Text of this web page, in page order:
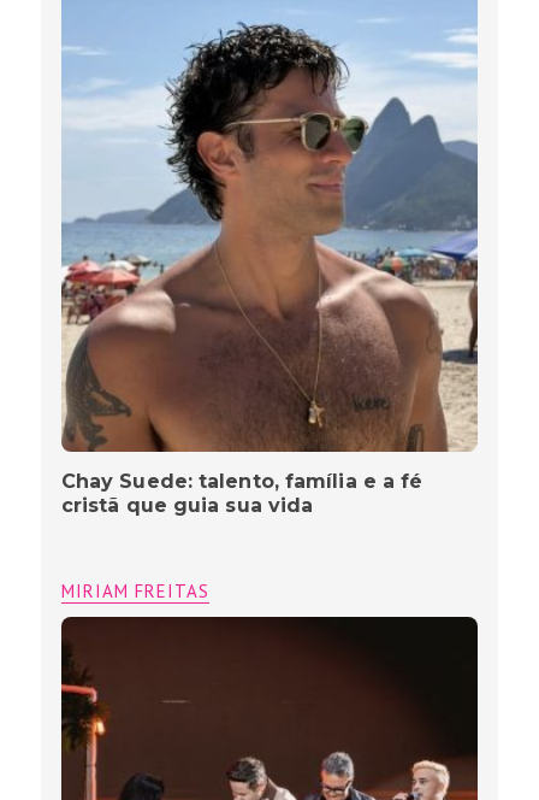
Chay Suede: talento, família e a fé
cristã que guia sua vida
MIRIAM FREITAS